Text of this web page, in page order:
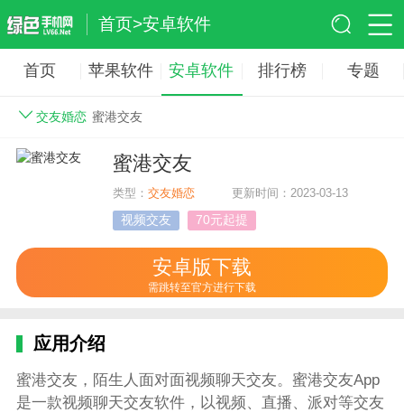
首页>安卓软件
首页 苹果软件 安卓软件 排行榜 专题
交友婚恋 蜜港交友
蜜港交友
类型：交友婚恋 更新时间：2023-03-13
视频交友 70元起提
安卓版下载
需跳转至官方进行下载
应用介绍
蜜港交友，陌生人面对面视频聊天交友。蜜港交友App
是一款视频聊天交友软件，以视频、直播、派对等交友